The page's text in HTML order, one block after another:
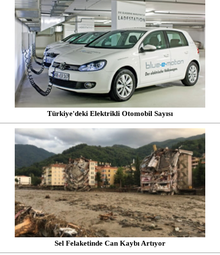
Türkiye'deki Elektrikli Otomobil Sayısı
Sel Felaketinde Can Kaybı Artıyor